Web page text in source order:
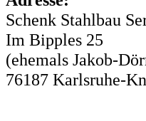
Schenk Stahlbau
Im Bipples 25
(ehemals Jakob-
76187 Karlsruhe-